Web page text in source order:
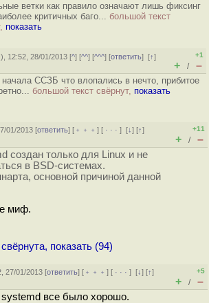
ветки как правило означают лишь фиксинг
критичных баго... большой текст
показать
), 12:52, 28/01/2013 [^] [^^] [^^^] [ответить][↑]
+1
+ / –
ССЗБ что влопались в нечто, прибитое
большой текст свёрнут, показать
01/2013 [ответить] [ ﹢﹢﹢] [ · · ·][↓] [↑]
+11
+ / –
создан только для Linux и не
в BSD-системах.
основной причиной данной
миф.
показать (94)
27/01/2013 [ответить] [ ﹢﹢﹢] [ · · ·][↓] [↑]
+5
+ / –
все было хорошо.